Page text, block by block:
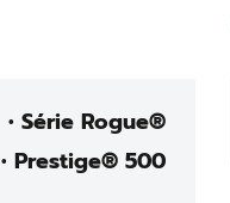
• Série Rogue®
• Prestige® 500